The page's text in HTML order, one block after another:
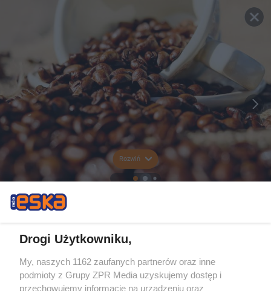
Rozwiń
Drogi Użytkowniku,
My, naszych 1162 zaufanych partnerów oraz inne
podmioty z Grupy ZPR Media uzyskujemy dostęp i
przechowujemy informacje na urządzeniu oraz